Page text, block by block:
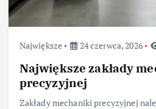
Największe 24 czerwca, 2026
Największe zakłady
precyzyjnej
Zakłady mechaniki precyzyjnej